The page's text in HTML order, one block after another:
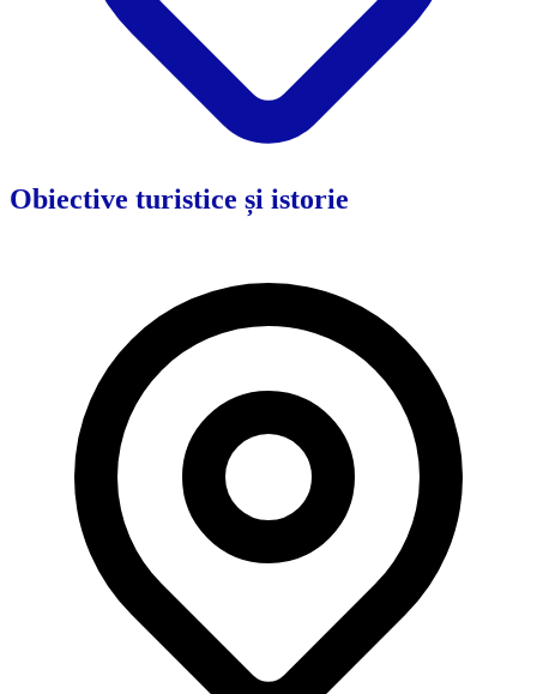
Obiective turistice și istorie